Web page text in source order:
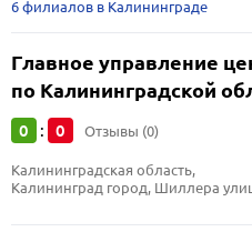
6 филиалов в Калининграде
Главное управление
по Калининградской
0 : 0 Отзывы (0)
Калининградская область,
Калининград город, Шиллера